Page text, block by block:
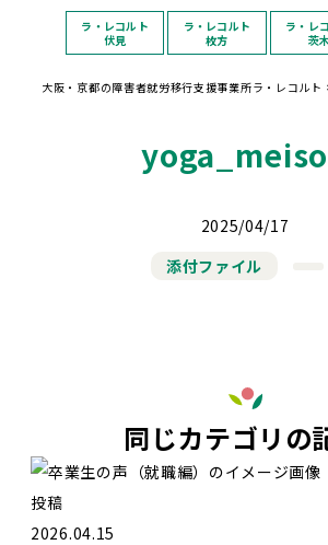
ラ・レコルト
伏見
ラ・レコルト
枚方
ラ・レ
茨木
大阪・京都の障害者就労移行支援事業所ラ・レコルト
2025/04/17
添付ファイル
同じカテゴリの
投稿
2026.04.15